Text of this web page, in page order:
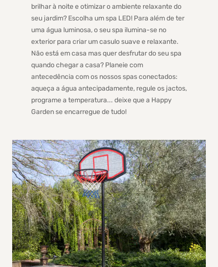
brilhar à noite e otimizar o ambiente relaxante do
seu jardim? Escolha um spa LED! Para além de ter
uma água luminosa, o seu spa ilumina-se no
exterior para criar um casulo suave e relaxante.
Não está em casa mas quer desfrutar do seu spa
quando chegar a casa? Planeie com
antecedência com os nossos spas conectados:
aqueça a água antecipadamente, regule os jactos,
programe a temperatura... deixe que a Happy
Garden se encarregue de tudo!